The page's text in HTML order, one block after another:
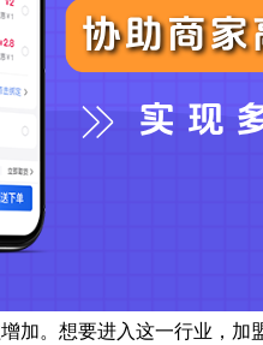
。想要进入这一行业，